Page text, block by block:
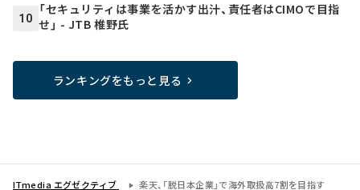
10
「セキュリティは事業を活かす出汁、責任者はCIMOで目指
せ」 - JTB 椎野氏
ランキングをもっと見る
ITmedia エグゼクティブ 楽天、「脱日本企業」で海外取扱高7割を目指す